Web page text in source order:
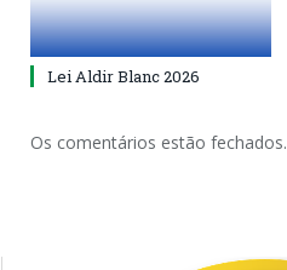
Lei Aldir Blanc 2026
Os comentários estão fechados.